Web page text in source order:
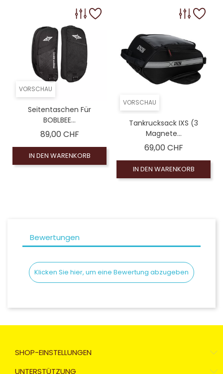
VORSCHAU
Seitentaschen Für
BOBLBEE...
89,00 CHFPreis
IN DEN WARENKORB
VORSCHAU
Tankrucksack IXS (3
Magnete...
69,00 CHFPreis
IN DEN WARENKORB
Bewertungen
Klicken Sie hier, um eine Bewertung abzugeben
SHOP-EINSTELLUNGEN
UNTERSTÜTZUNG